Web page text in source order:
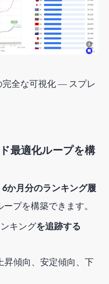
完全な可視化 ― スプレ
最適化ループを構
6か月分のランキング履
プを構築できます。
キングを追跡する
傾向、安定傾向、下